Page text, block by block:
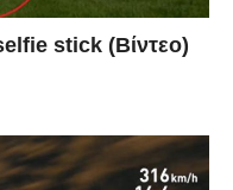
stick (Βίντεο)